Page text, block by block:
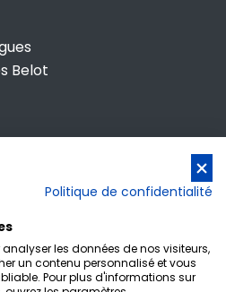
Belot
Politique de confidentialité
les données de nos visiteurs,
un contenu personnalisé et vous
Pour plus d'informations sur